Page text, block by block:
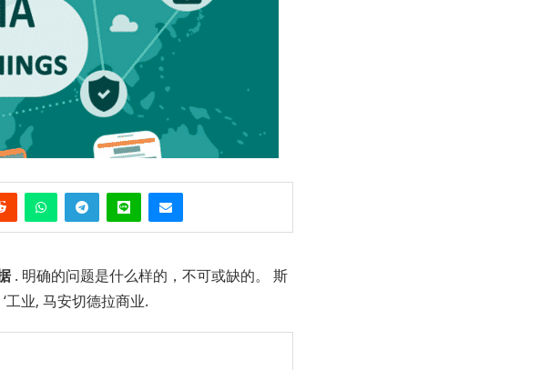
. 明确的问题是什么样的，不可或缺的。 斯
工业, 马安切德拉商业.